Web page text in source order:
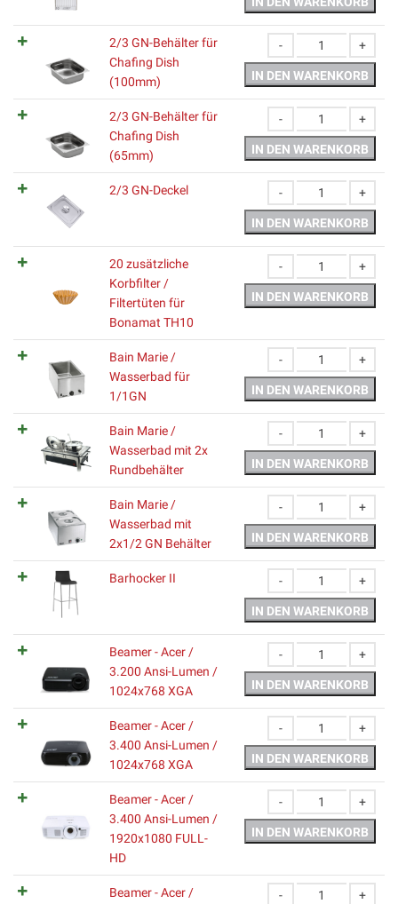
2/3 GN-Behälter für
Chafing Dish
(100mm)
2/3 GN-Behälter für
IN DEN WARENKORB
2/3 GN-Behälter für
Chafing Dish
(65mm)
2/3 GN-Behälter für
IN DEN WARENKORB
2/3 GN-Deckel
2/3 GN-Deckel Menge
IN DEN WARENKORB
20 zusätzliche
Korbfilter /
Filtertüten für
Bonamat TH10
20 zusätzliche
IN DEN WARENKORB
Bain Marie /
Wasserbad für
1/1GN
Bain Marie /
IN DEN WARENKORB
Bain Marie /
Wasserbad mit 2x
Rundbehälter
Bain Marie /
IN DEN WARENKORB
Bain Marie /
Wasserbad mit
2x1/2 GN Behälter
Bain Marie /
IN DEN WARENKORB
Barhocker II
Barhocker II Menge
IN DEN WARENKORB
Beamer - Acer /
3.200 Ansi-Lumen /
1024x768 XGA
Beamer - Acer / 3.200
IN DEN WARENKORB
Beamer - Acer /
3.400 Ansi-Lumen /
1024x768 XGA
Beamer - Acer / 3.400
IN DEN WARENKORB
Beamer - Acer /
3.400 Ansi-Lumen /
1920x1080 FULL-
HD
Beamer - Acer / 3.400
IN DEN WARENKORB
Beamer - Acer /